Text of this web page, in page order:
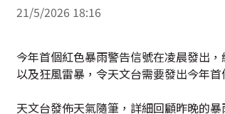
21/5/2026 18:16
今年首個紅色暴雨警告信號在凌晨發出
以及狂風雷暴，令天文台需要發出今年
天文台發佈天氣隨筆，詳細回顧昨晚的